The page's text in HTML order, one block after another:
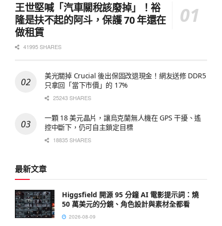
王世堅喊「汽車關稅該廢掉」！裕
隆是扶不起的阿斗，保護 70 年還在
做租賃
41995 SHARES
美光關掉 Crucial 後出保固改退現金！網友送修 DDR5
只拿回「當下市價」的 17%
25243 SHARES
一顆 18 美元晶片，讓烏克蘭無人機在 GPS 干擾、遙
控中斷下，仍可自主鎖定目標
18835 SHARES
最新文章
Higgsfield 開源 95 分鐘 AI 電影提示詞：燒
50 萬美元的分鏡、角色設計與素材全都看
2026-08-09